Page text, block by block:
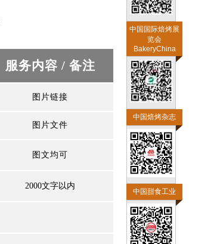
服务内容 / 备注
图片链接
图片文件
图文均可
2000文字以内
中国国际焙烤展
览会
BakeryChina
中国焙烤杂志
中国甜食工业